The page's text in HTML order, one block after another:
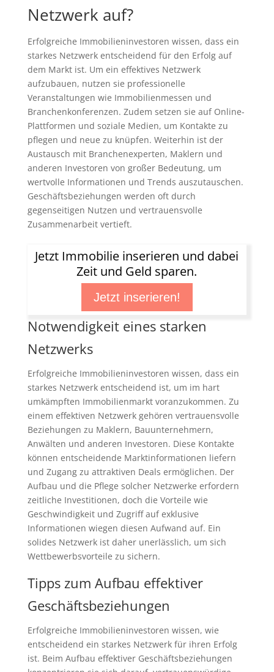
Netzwerk auf?
Erfolgreiche Immobilieninvestoren wissen, dass ein
starkes Netzwerk entscheidend für den Erfolg auf
dem Markt ist. Um ein effektives Netzwerk
aufzubauen, nutzen sie professionelle
Veranstaltungen wie Immobilienmessen und
Branchenkonferenzen. Zudem setzen sie auf Online-
Plattformen und soziale Medien, um Kontakte zu
pflegen und neue zu knüpfen. Weiterhin ist der
Austausch mit Branchenexperten, Maklern und
anderen Investoren von großer Bedeutung, um
wertvolle Informationen und Trends auszutauschen.
Geschäftsbeziehungen werden oft durch
gegenseitigen Nutzen und vertrauensvolle
Zusammenarbeit vertieft.
Jetzt Immobilie inserieren und dabei
Zeit und Geld sparen.
Jetzt inserieren!
Notwendigkeit eines starken
Netzwerks
Erfolgreiche Immobilieninvestoren wissen, dass ein
starkes Netzwerk entscheidend ist, um im hart
umkämpften Immobilienmarkt voranzukommen. Zu
einem effektiven Netzwerk gehören vertrauensvolle
Beziehungen zu Maklern, Bauunternehmern,
Anwälten und anderen Investoren. Diese Kontakte
können entscheidende Marktinformationen liefern
und Zugang zu attraktiven Deals ermöglichen. Der
Aufbau und die Pflege solcher Netzwerke erfordern
zeitliche Investitionen, doch die Vorteile wie
Geschwindigkeit und Zugriff auf exklusive
Informationen wiegen diesen Aufwand auf. Ein
solides Netzwerk ist daher unerlässlich, um sich
Wettbewerbsvorteile zu sichern.
Tipps zum Aufbau effektiver
Geschäftsbeziehungen
Erfolgreiche Immobilieninvestoren wissen, wie
entscheidend ein starkes Netzwerk für ihren Erfolg
ist. Beim Aufbau effektiver Geschäftsbeziehungen